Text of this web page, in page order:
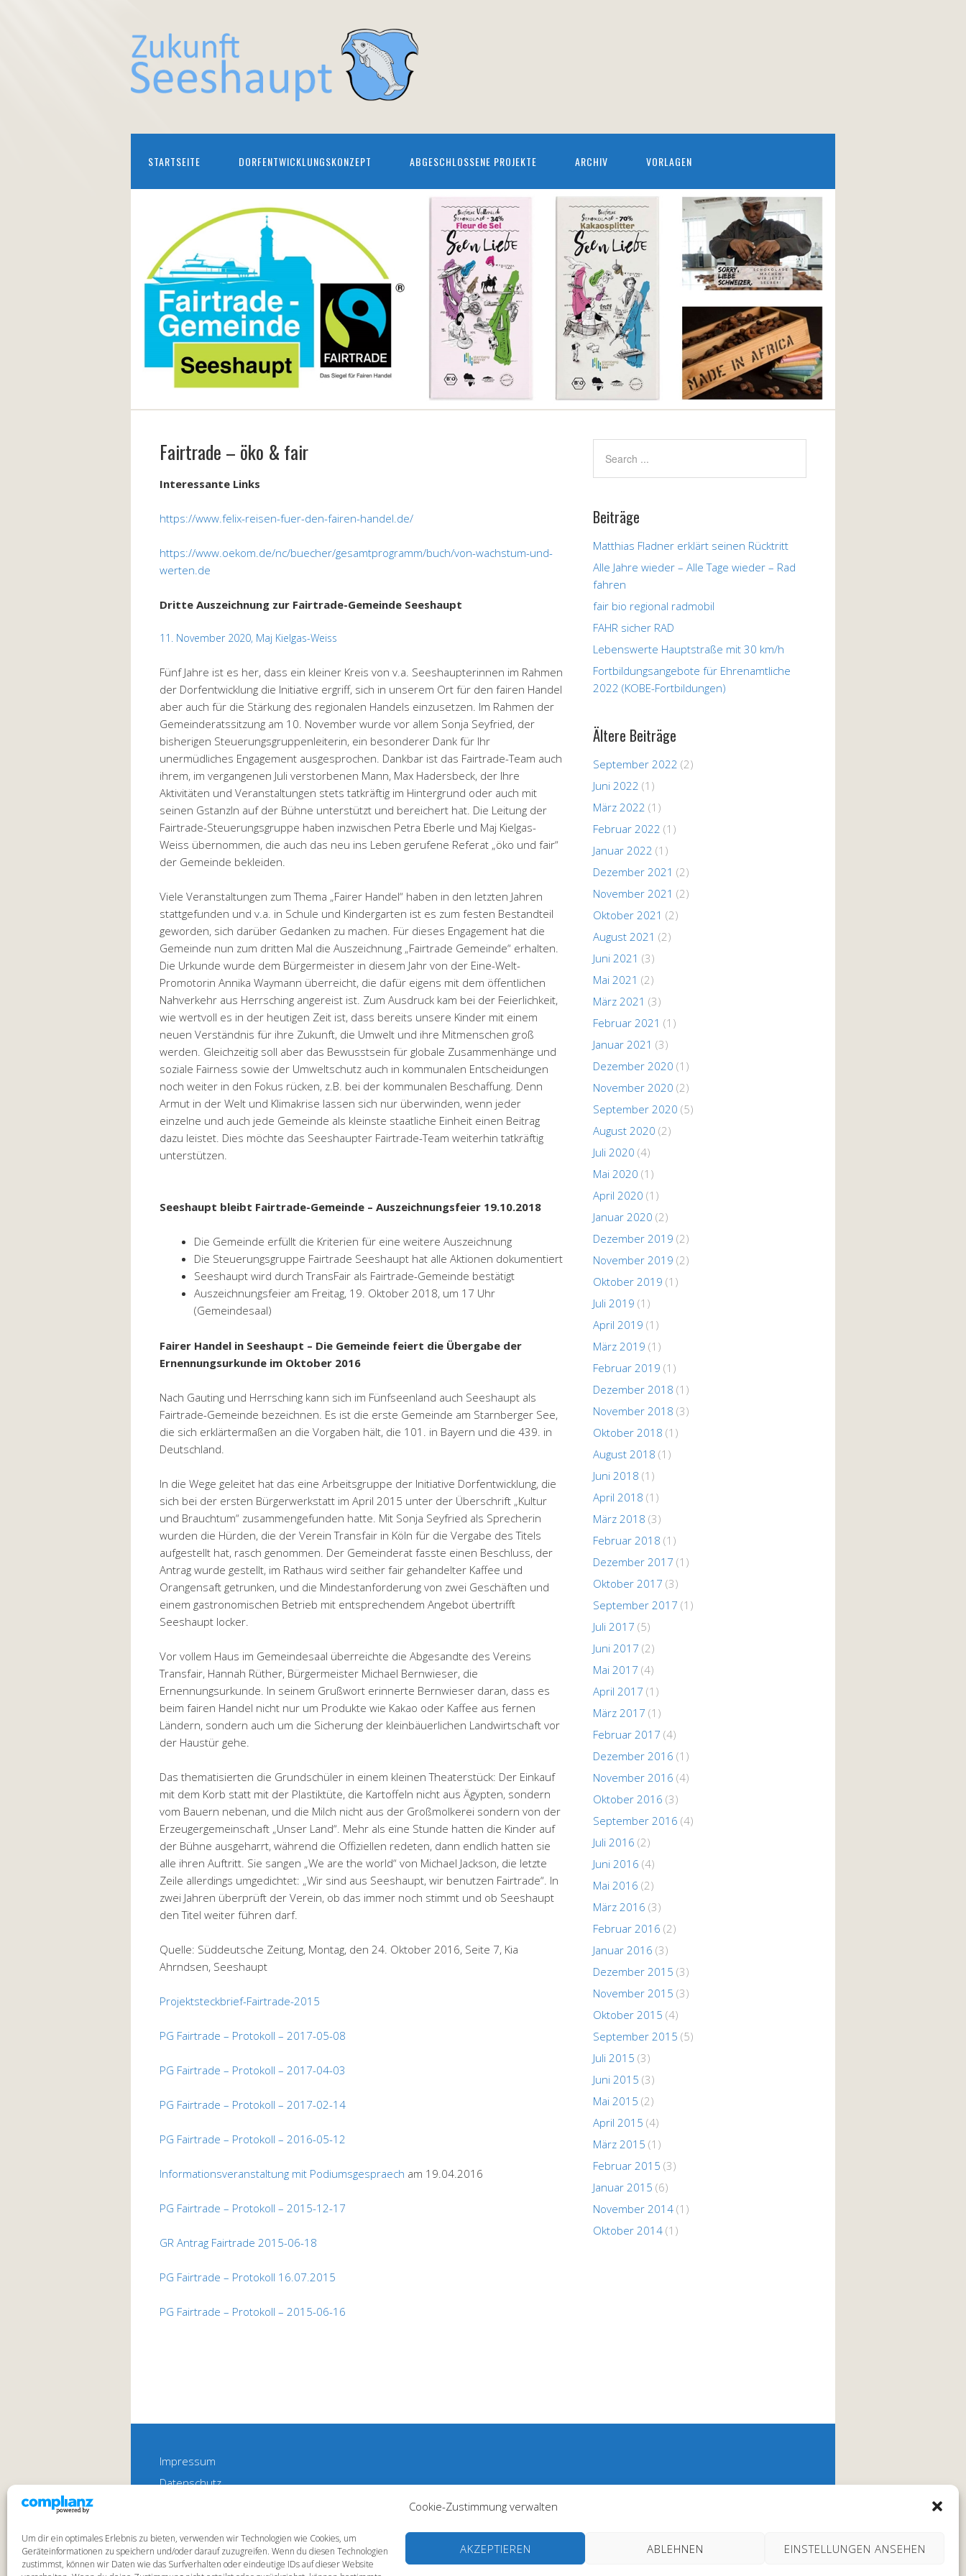
Cookie-Zustimmung verwalten
Um dir ein optimales Erlebnis zu bieten, verwenden wir Technologien wie Cookies, um
Geräteinformationen zu speichern und/oder darauf zuzugreifen. Wenn du diesen Technologien
zustimmst, können wir Daten wie das Surfverhalten oder eindeutige IDs auf dieser Website
AKZEPTIEREN ABLEHNEN EINSTELLUNGEN ANSEHEN
STARTSEITE DORFENTWICKLUNGSKONZEPT ABGESCHLOSSENE PROJEKTE ARCHIV VORLAGEN
Fairtrade – öko & fair
Interessante Links
https://www.felix-reisen-fuer-den-fairen-handel.de/
https://www.oekom.de/nc/buecher/gesamtprogramm/buch/von-wachstum-und-
werten.de
Dritte Auszeichnung zur Fairtrade-Gemeinde Seeshaupt
11. November 2020, Maj Kielgas-Weiss
Fünf Jahre ist es her, dass ein kleiner Kreis von v.a. Seeshaupterinnen im Rahmen
der Dorfentwicklung die Initiative ergriff, sich in unserem Ort für den fairen Handel
aber auch für die Stärkung des regionalen Handels einzusetzen. Im Rahmen der
Gemeinderatssitzung am 10. November wurde vor allem Sonja Seyfried, der
bisherigen Steuerungsgruppenleiterin, ein besonderer Dank für Ihr
unermüdliches Engagement ausgesprochen. Dankbar ist das Fairtrade-Team auch
ihrem, im vergangenen Juli verstorbenen Mann, Max Hadersbeck, der Ihre
Aktivitäten und Veranstaltungen stets tatkräftig im Hintergrund oder auch mit
seinen Gstanzln auf der Bühne unterstützt und bereichert hat. Die Leitung der
Fairtrade-Steuerungsgruppe haben inzwischen Petra Eberle und Maj Kielgas-
Weiss übernommen, die auch das neu ins Leben gerufene Referat „öko und fair“
der Gemeinde bekleiden.
Viele Veranstaltungen zum Thema „Fairer Handel“ haben in den letzten Jahren
stattgefunden und v.a. in Schule und Kindergarten ist es zum festen Bestandteil
geworden, sich darüber Gedanken zu machen. Für dieses Engagement hat die
Gemeinde nun zum dritten Mal die Auszeichnung „Fairtrade Gemeinde“ erhalten.
Die Urkunde wurde dem Bürgermeister in diesem Jahr von der Eine-Welt-
Promotorin Annika Waymann überreicht, die dafür eigens mit dem öffentlichen
Nahverkehr aus Herrsching angereist ist. Zum Ausdruck kam bei der Feierlichkeit,
wie wertvoll es in der heutigen Zeit ist, dass bereits unsere Kinder mit einem
neuen Verständnis für ihre Zukunft, die Umwelt und ihre Mitmenschen groß
werden. Gleichzeitig soll aber das Bewusstsein für globale Zusammenhänge und
soziale Fairness sowie der Umweltschutz auch in kommunalen Entscheidungen
noch weiter in den Fokus rücken, z.B. bei der kommunalen Beschaffung. Denn
Armut in der Welt und Klimakrise lassen sich nur überwinden, wenn jeder
einzelne und auch jede Gemeinde als kleinste staatliche Einheit einen Beitrag
dazu leistet. Dies möchte das Seeshaupter Fairtrade-Team weiterhin tatkräftig
unterstützen.
Seeshaupt bleibt Fairtrade-Gemeinde – Auszeichnungsfeier 19.10.2018
Die Gemeinde erfüllt die Kriterien für eine weitere Auszeichnung
Die Steuerungsgruppe Fairtrade Seeshaupt hat alle Aktionen dokumentiert
Seeshaupt wird durch TransFair als Fairtrade-Gemeinde bestätigt
Auszeichnungsfeier am Freitag, 19. Oktober 2018, um 17 Uhr
(Gemeindesaal)
Fairer Handel in Seeshaupt – Die Gemeinde feiert die Übergabe der
Ernennungsurkunde im Oktober 2016
Nach Gauting und Herrsching kann sich im Fünfseenland auch Seeshaupt als
Fairtrade-Gemeinde bezeichnen. Es ist die erste Gemeinde am Starnberger See,
die sich erklärtermaßen an die Vorgaben hält, die 101. in Bayern und die 439. in
Deutschland.
In die Wege geleitet hat das eine Arbeitsgruppe der Initiative Dorfentwicklung, die
sich bei der ersten Bürgerwerkstatt im April 2015 unter der Überschrift „Kultur
und Brauchtum“ zusammengefunden hatte. Mit Sonja Seyfried als Sprecherin
wurden die Hürden, die der Verein Transfair in Köln für die Vergabe des Titels
aufgestellt hat, rasch genommen. Der Gemeinderat fasste einen Beschluss, der
Antrag wurde gestellt, im Rathaus wird seither fair gehandelter Kaffee und
Orangensaft getrunken, und die Mindestanforderung von zwei Geschäften und
einem gastronomischen Betrieb mit entsprechendem Angebot übertrifft
Seeshaupt locker.
Vor vollem Haus im Gemeindesaal überreichte die Abgesandte des Vereins
Transfair, Hannah Rüther, Bürgermeister Michael Bernwieser, die
Ernennungsurkunde. In seinem Grußwort erinnerte Bernwieser daran, dass es
beim fairen Handel nicht nur um Produkte wie Kakao oder Kaffee aus fernen
Ländern, sondern auch um die Sicherung der kleinbäuerlichen Landwirtschaft vor
der Haustür gehe.
Das thematisierten die Grundschüler in einem kleinen Theaterstück: Der Einkauf
mit dem Korb statt mit der Plastiktüte, die Kartoffeln nicht aus Ägypten, sondern
vom Bauern nebenan, und die Milch nicht aus der Großmolkerei sondern von der
Erzeugergemeinschaft „Unser Land“. Mehr als eine Stunde hatten die Kinder auf
der Bühne ausgeharrt, während die Offiziellen redeten, dann endlich hatten sie
alle ihren Auftritt. Sie sangen „We are the world“ von Michael Jackson, die letzte
Zeile allerdings umgedichtet: „Wir sind aus Seeshaupt, wir benutzen Fairtrade“. In
zwei Jahren überprüft der Verein, ob das immer noch stimmt und ob Seeshaupt
den Titel weiter führen darf.
Quelle: Süddeutsche Zeitung, Montag, den 24. Oktober 2016, Seite 7, Kia
Ahrndsen, Seeshaupt
Projektsteckbrief-Fairtrade-2015
PG Fairtrade – Protokoll – 2017-05-08
PG Fairtrade – Protokoll – 2017-04-03
PG Fairtrade – Protokoll – 2017-02-14
PG Fairtrade – Protokoll – 2016-05-12
Informationsveranstaltung mit Podiumsgespraech am 19.04.2016
PG Fairtrade – Protokoll – 2015-12-17
GR Antrag Fairtrade 2015-06-18
PG Fairtrade – Protokoll 16.07.2015
PG Fairtrade – Protokoll – 2015-06-16
Beiträge
Matthias Fladner erklärt seinen Rücktritt
Alle Jahre wieder – Alle Tage wieder – Rad
fahren
fair bio regional radmobil
FAHR sicher RAD
Lebenswerte Hauptstraße mit 30 km/h
Fortbildungsangebote für Ehrenamtliche
2022 (KOBE-Fortbildungen)
Ältere Beiträge
September 2022 (2)
Juni 2022 (1)
März 2022 (1)
Februar 2022 (1)
Januar 2022 (1)
Dezember 2021 (2)
November 2021 (2)
Oktober 2021 (2)
August 2021 (2)
Juni 2021 (3)
Mai 2021 (2)
März 2021 (3)
Februar 2021 (1)
Januar 2021 (3)
Dezember 2020 (1)
November 2020 (2)
September 2020 (5)
August 2020 (2)
Juli 2020 (4)
Mai 2020 (1)
April 2020 (1)
Januar 2020 (2)
Dezember 2019 (2)
November 2019 (2)
Oktober 2019 (1)
Juli 2019 (1)
April 2019 (1)
März 2019 (1)
Februar 2019 (1)
Dezember 2018 (1)
November 2018 (3)
Oktober 2018 (1)
August 2018 (1)
Juni 2018 (1)
April 2018 (1)
März 2018 (3)
Februar 2018 (1)
Dezember 2017 (1)
Oktober 2017 (3)
September 2017 (1)
Juli 2017 (5)
Juni 2017 (2)
Mai 2017 (4)
April 2017 (1)
März 2017 (1)
Februar 2017 (4)
Dezember 2016 (1)
November 2016 (4)
Oktober 2016 (3)
September 2016 (4)
Juli 2016 (2)
Juni 2016 (4)
Mai 2016 (2)
März 2016 (3)
Februar 2016 (2)
Januar 2016 (3)
Dezember 2015 (3)
November 2015 (3)
Oktober 2015 (4)
September 2015 (5)
Juli 2015 (3)
Juni 2015 (3)
Mai 2015 (2)
April 2015 (4)
März 2015 (1)
Februar 2015 (3)
Januar 2015 (6)
November 2014 (1)
Oktober 2014 (1)
Impressum
Datenschutz